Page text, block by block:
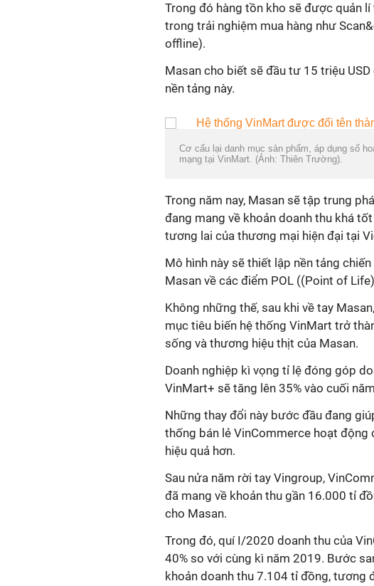
Trong đó hàng tồn kho sẽ được quản
trong trải nghiệm mua hàng như
offline).
Masan cho biết sẽ đầu tư 15 triệu
nền tảng này.
Cơ cấu lại danh mục sản phẩm, áp dụng số
mạng tại VinMart. (Ảnh: Thiên Trường).
Trong năm nay, Masan sẽ tập trung
đang mang về khoản doanh thu khá
tương lai của thương mại hiện đại tại
Mô hình này sẽ thiết lập nền tảng
Masan về các điểm POL ((Point of
Không những thế, sau khi về tay
mục tiêu biến hệ thống VinMart trở
sống và thương hiệu thịt của Masan.
Doanh nghiệp kì vọng tỉ lệ đóng góp
VinMart+ sẽ tăng lên 35% vào cuối
Những thay đổi này bước đầu đang
thống bán lẻ VinCommerce hoạt động
hiệu quả hơn.
Sau nửa năm rời tay Vingroup,
đã mang về khoản thu gần 16.000 tỉ
cho Masan.
Trong đó, quí I/2020 doanh thu của
40% so với cùng kì năm 2019. Bước
khoản doanh thu 7.104 tỉ đồng,